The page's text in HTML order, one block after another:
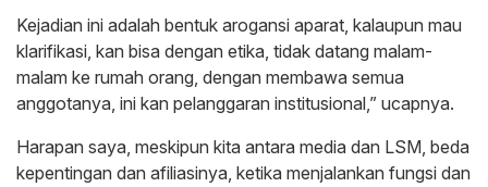
Kejadian ini adalah bentuk arogansi aparat, kalaupun mau
klarifikasi, kan bisa dengan etika, tidak datang malam-
malam ke rumah orang, dengan membawa semua
anggotanya, ini kan pelanggaran institusional,” ucapnya.
Harapan saya, meskipun kita antara media dan LSM, beda
kepentingan dan afiliasinya, ketika menjalankan fungsi dan